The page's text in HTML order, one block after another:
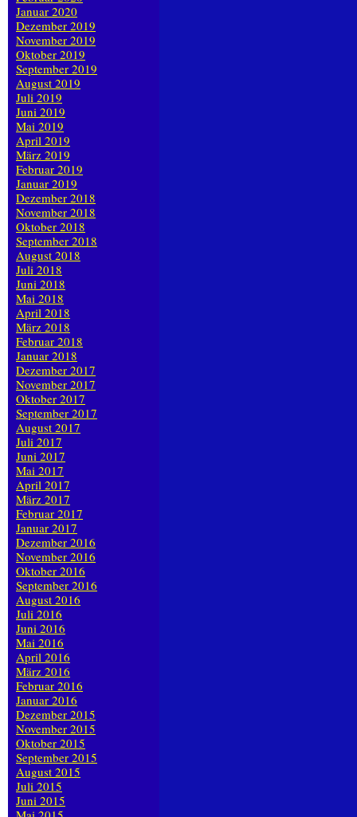
Januar 2020
Dezember 2019
November 2019
Oktober 2019
September 2019
August 2019
Juli 2019
Juni 2019
Mai 2019
April 2019
März 2019
Februar 2019
Januar 2019
Dezember 2018
November 2018
Oktober 2018
September 2018
August 2018
Juli 2018
Juni 2018
Mai 2018
April 2018
März 2018
Februar 2018
Januar 2018
Dezember 2017
November 2017
Oktober 2017
September 2017
August 2017
Juli 2017
Juni 2017
Mai 2017
April 2017
März 2017
Februar 2017
Januar 2017
Dezember 2016
November 2016
Oktober 2016
September 2016
August 2016
Juli 2016
Juni 2016
Mai 2016
April 2016
März 2016
Februar 2016
Januar 2016
Dezember 2015
November 2015
Oktober 2015
September 2015
August 2015
Juli 2015
Juni 2015